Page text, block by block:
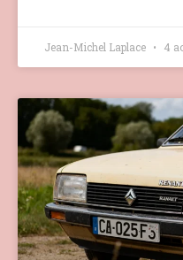
Jean-Michel Laplace 4